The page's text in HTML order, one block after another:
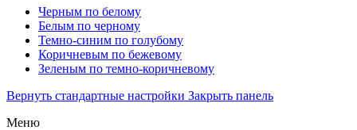
Черным по белому
Белым по черному
Темно-синим по голубому
Коричневым по бежевому
Зеленым по темно-коричневому
Вернуть стандартные настройки Закрыть панель
Меню